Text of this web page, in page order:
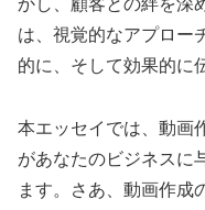
かし、顧客との絆を深
は、視覚的なアプロー
的に、そして効果的に
本エッセイでは、動画
があなたのビジネスに
ます。さあ、動画作成